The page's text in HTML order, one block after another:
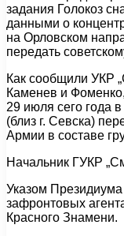
задания Голокоз
данными о
на Орловском
передать
Как сообщили УКР
Каменев и
29 июля сего года
(близ г. Севска)
Армии в составе
Начальник ГУКР
Указом
зафронтовых
Красного Знамени.